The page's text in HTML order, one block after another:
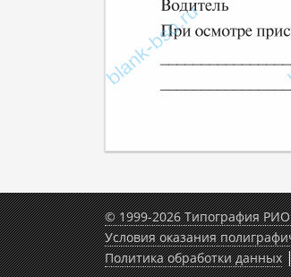
© 1999-2026 Типография
Условия оказания
Политика обработки данных